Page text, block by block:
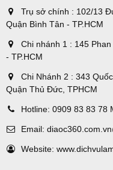
Trụ sở chính : 102/13
Quận Bình Tân - TP.HCM
Chi nhánh 1 : 145
- TP.HCM
Chi Nhánh 2 : 343
Quận Thủ Đức, TPHCM
Hotline: 0909 83 83 78
Email:
Website: